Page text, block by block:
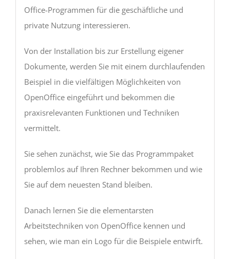
Office-Programmen für die geschäftliche und
private Nutzung interessieren.
Von der Installation bis zur Erstellung eigener
Dokumente, werden Sie mit einem durchlaufenden
Beispiel in die vielfältigen Möglichkeiten von
OpenOffice eingeführt und bekommen die
praxisrelevanten Funktionen und Techniken
vermittelt.
Sie sehen zunächst, wie Sie das Programmpaket
problemlos auf Ihren Rechner bekommen und wie
Sie auf dem neuesten Stand bleiben.
Danach lernen Sie die elementarsten
Arbeitstechniken von OpenOffice kennen und
sehen, wie man ein Logo für die Beispiele entwirft.